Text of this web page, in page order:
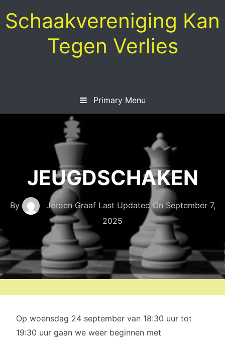
to
content
Schaakvereniging Kan
Tegen Verlies
Primary Menu
JEUGDSCHAKEN
By Jeroen Graaf Last Updated OnSeptember 7,
2025
Op woensdag 24 september van 18:30 uur tot
19:30 uur gaan we weer beginnen met